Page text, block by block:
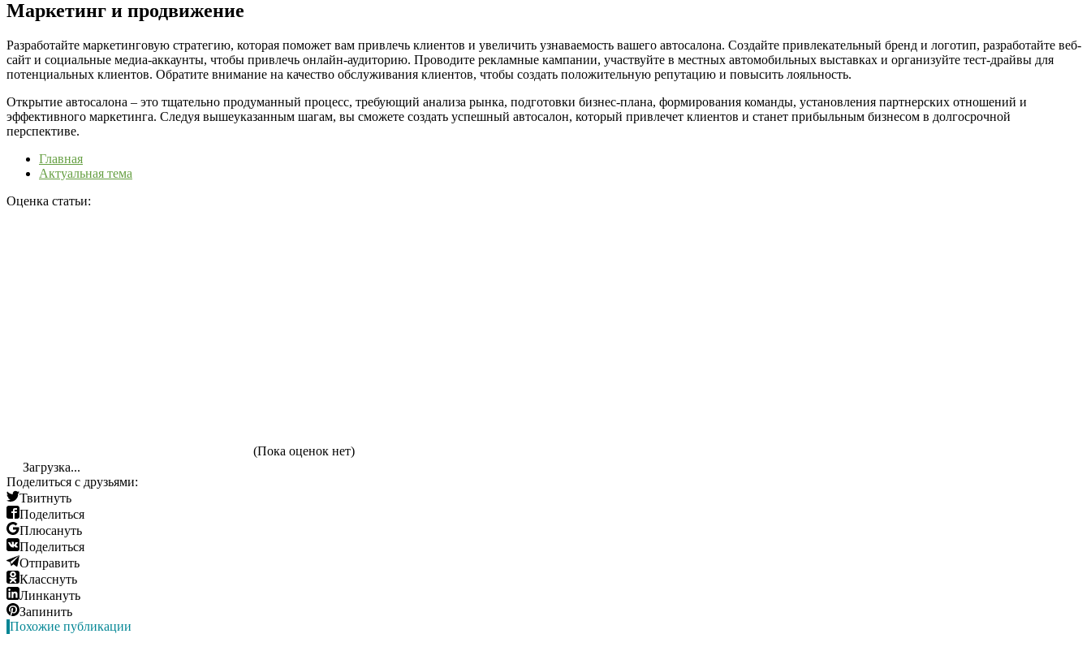
Маркетинг и продвижение
Разработайте маркетинговую стратегию, которая поможет вам привлечь клиентов и увеличить узнаваемость вашего автосалона. Создайте привлекательный бренд и логотип, разработайте веб-
сайт и социальные медиа-аккаунты, чтобы привлечь онлайн-аудиторию. Проводите рекламные кампании, участвуйте в местных автомобильных выставках и организуйте тест-драйвы для
потенциальных клиентов. Обратите внимание на качество обслуживания клиентов, чтобы создать положительную репутацию и повысить лояльность.
Открытие автосалона – это тщательно продуманный процесс, требующий анализа рынка, подготовки бизнес-плана, формирования команды, установления партнерских отношений и
эффективного маркетинга. Следуя вышеуказанным шагам, вы сможете создать успешный автосалон, который привлечет клиентов и станет прибыльным бизнесом в долгосрочной
перспективе.
Главная
Актуальная тема
Оценка статьи:
(Пока оценок нет)
Загрузка...
Поделиться с друзьями:
Твитнуть
Поделиться
Плюсануть
Поделиться
Отправить
Класснуть
Линкануть
Запинить
Похожие публикации